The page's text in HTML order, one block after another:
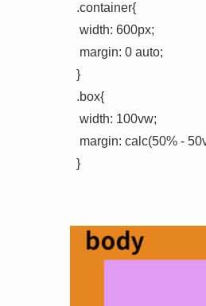
.container{
width: 600px;
margin: 0 auto;
}
.box{
width: 100vw;
margin: calc(50% -